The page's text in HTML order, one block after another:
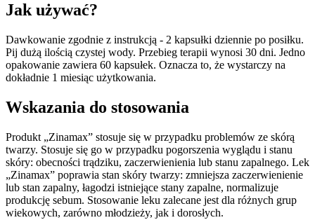
Jak używać?
Dawkowanie zgodnie z instrukcją - 2 kapsułki dziennie po posiłku.
Pij dużą ilością czystej wody. Przebieg terapii wynosi 30 dni. Jedno
opakowanie zawiera 60 kapsułek. Oznacza to, że wystarczy na
dokładnie 1 miesiąc użytkowania.
Wskazania do stosowania
Produkt „Zinamax” stosuje się w przypadku problemów ze skórą
twarzy. Stosuje się go w przypadku pogorszenia wyglądu i stanu
skóry: obecności trądziku, zaczerwienienia lub stanu zapalnego. Lek
„Zinamax” poprawia stan skóry twarzy: zmniejsza zaczerwienienie
lub stan zapalny, łagodzi istniejące stany zapalne, normalizuje
produkcję sebum. Stosowanie leku zalecane jest dla różnych grup
wiekowych, zarówno młodzieży, jak i dorosłych.